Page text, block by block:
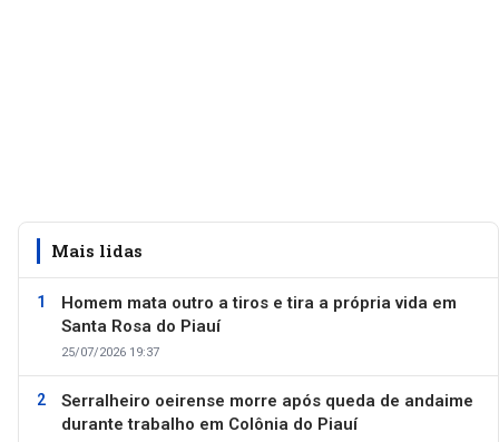
Mais lidas
Homem mata outro a tiros e tira a própria vida em
Santa Rosa do Piauí
25/07/2026 19:37
Serralheiro oeirense morre após queda de andaime
durante trabalho em Colônia do Piauí